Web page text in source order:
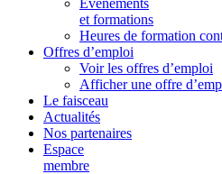
Événements
et formations
Heures de formation
Offres d’emploi
Voir les offres d’emploi
Afficher une offre
Le faisceau
Actualités
Nos partenaires
Espace
membre